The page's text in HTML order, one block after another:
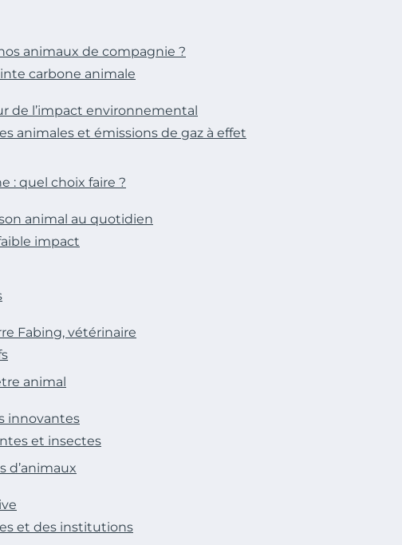
animaux de compagnie ?
carbone animale
de l’impact environnemental
animales et émissions de gaz à effet
: quel choix faire ?
animal au quotidien
impact
Fabing, vétérinaire
animal
innovantes
et insectes
d’animaux
et des institutions